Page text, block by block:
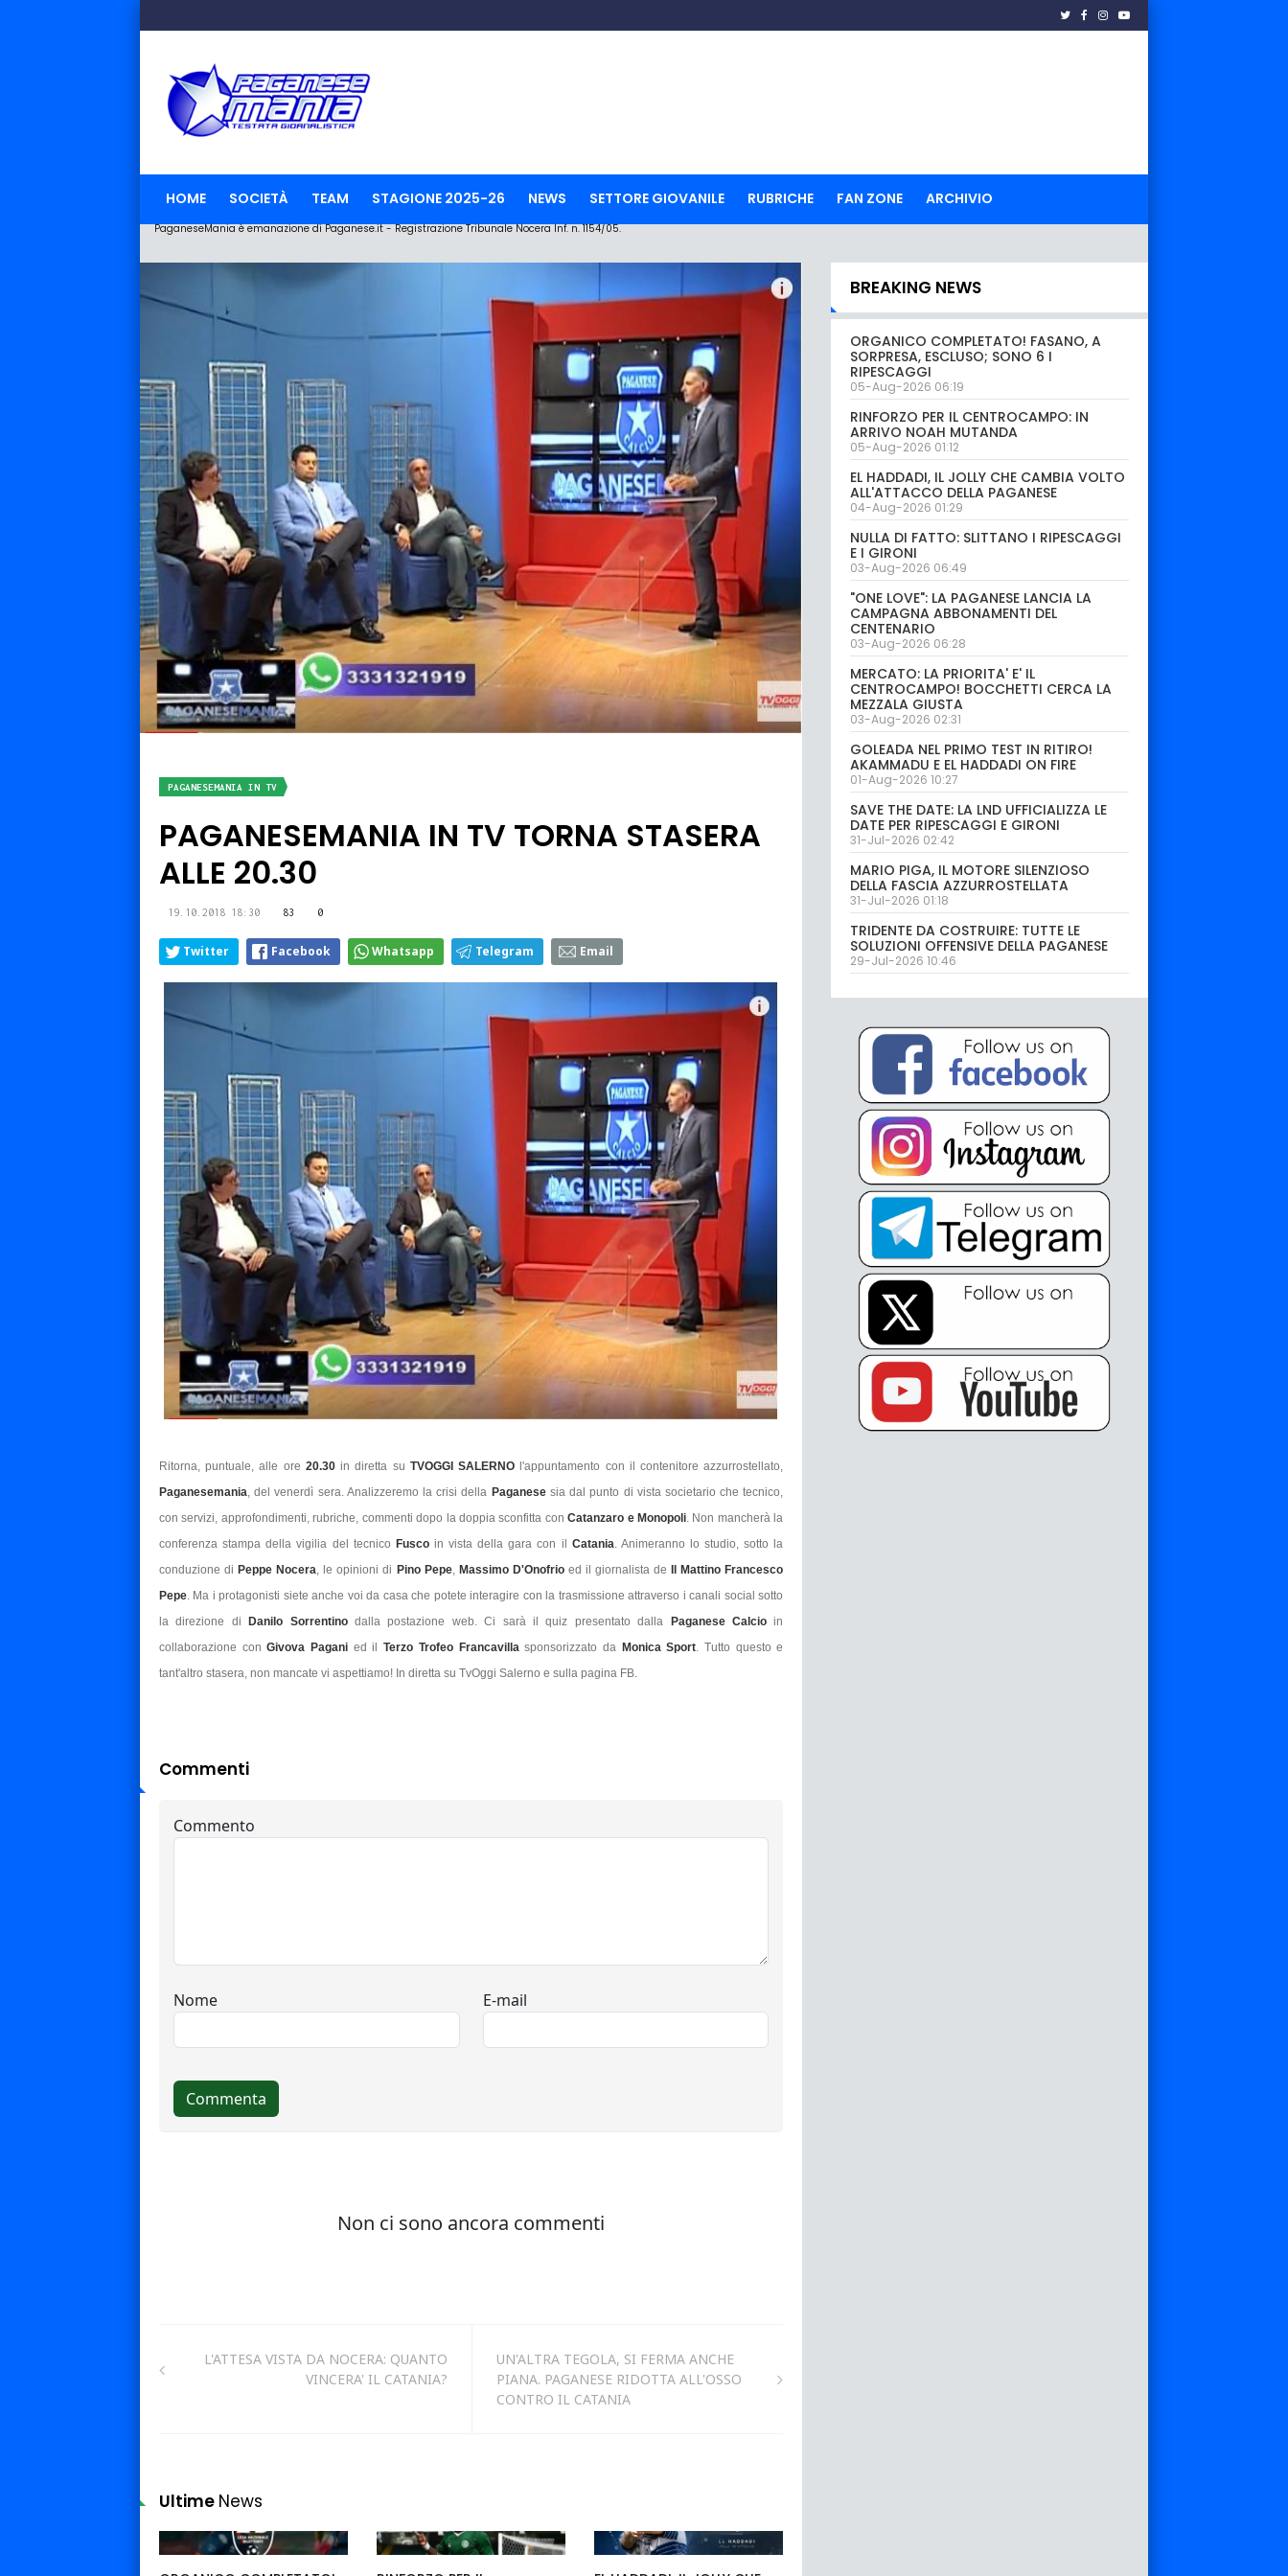
HOME SOCIETÀ TEAM STAGIONE 2025-26 NEWS SETTORE GIOVANILE RUBRICHE FAN ZONE ARCHIVIO
PaganeseMania è emanazione di Paganese.it - Registrazione Tribunale Nocera Inf. n. 1154/05.
PAGANESEMANIA IN TV
PAGANESEMANIA IN TV TORNA STASERA
ALLE 20.30
19.10.2018 18:30 83 0
Twitter Facebook Whatsapp Telegram Email
Ritorna, puntuale, alle ore 20.30in diretta su TVOGGI SALERNO l'appuntamento con il contenitore azzurrostellato,
Paganesemania, del venerdì sera. Analizzeremo la crisi della Paganesesia dal punto di vista societario che tecnico,
con servizi, approfondimenti, rubriche, commenti dopo la doppia sconfitta conCatanzaro e Monopoli. Non mancherà la
conferenza stampa della vigilia del tecnico Fuscoin vista della gara con il Catania. Animeranno lo studio, sotto la
conduzione di Peppe Nocera, le opinioni di Pino Pepe,Massimo D'Onofrio ed il giornalista de
Il Mattino Francesco
Pepe. Ma i protagonisti siete anche voi da casa che potete interagire con la trasmissione attraverso i canali social sotto
la direzione di
Danilo Sorrentino dalla postazione web. Ci sarà il quiz presentato dalla Paganese Calcioin
collaborazione conGivova Pagani ed ilTerzo Trofeo Francavillasponsorizzato da Monica Sport. Tutto questo e
tant'altro stasera, non mancate vi aspettiamo! In diretta su TvOggi Salerno e sulla pagina FB.
Commenti
L'ATTESA VISTA DA NOCERA: QUANTO
VINCERA' IL CATANIA?
UN'ALTRA TEGOLA, SI FERMA ANCHE
PIANA. PAGANESE RIDOTTA ALL'OSSO
CONTRO IL CATANIA
Ultime News
BREAKING NEWS
ORGANICO COMPLETATO! FASANO, A
SORPRESA, ESCLUSO; SONO 6 I
RIPESCAGGI
05-Aug-2026 06:19
RINFORZO PER IL CENTROCAMPO: IN
ARRIVO NOAH MUTANDA
05-Aug-2026 01:12
EL HADDADI, IL JOLLY CHE CAMBIA VOLTO
ALL'ATTACCO DELLA PAGANESE
04-Aug-2026 01:29
NULLA DI FATTO: SLITTANO I RIPESCAGGI
E I GIRONI
03-Aug-2026 06:49
"ONE LOVE": LA PAGANESE LANCIA LA
CAMPAGNA ABBONAMENTI DEL
CENTENARIO
03-Aug-2026 06:28
MERCATO: LA PRIORITA' E' IL
CENTROCAMPO! BOCCHETTI CERCA LA
MEZZALA GIUSTA
03-Aug-2026 02:31
GOLEADA NEL PRIMO TEST IN RITIRO!
AKAMMADU E EL HADDADI ON FIRE
01-Aug-2026 10:27
SAVE THE DATE: LA LND UFFICIALIZZA LE
DATE PER RIPESCAGGI E GIRONI
31-Jul-2026 02:42
MARIO PIGA, IL MOTORE SILENZIOSO
DELLA FASCIA AZZURROSTELLATA
31-Jul-2026 01:18
TRIDENTE DA COSTRUIRE: TUTTE LE
SOLUZIONI OFFENSIVE DELLA PAGANESE
29-Jul-2026 10:46